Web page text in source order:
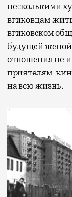
несколькими
вгиковцам
вгиковском
будущей
отношения не
приятелям-
на всю жизнь.